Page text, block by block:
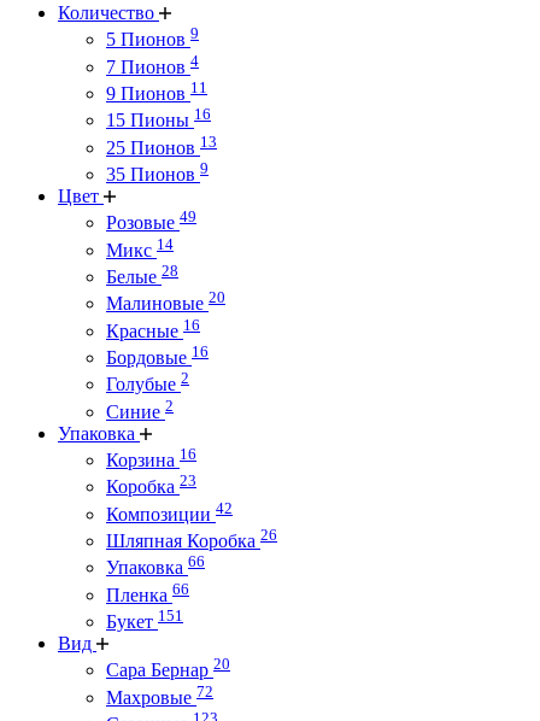
Количество
5 Пионов 9
7 Пионов 4
9 Пионов 11
15 Пионы 16
25 Пионов 13
35 Пионов 9
Цвет
Розовые 49
Микс 14
Белые 28
Малиновые 20
Красные 16
Бордовые 16
Голубые 2
Синие 2
Упаковка
Корзина 16
Коробка 23
Композиции 42
Шляпная Коробка 26
Упаковка 66
Пленка 66
Букет 151
Вид
Сара Бернар 20
Махровые 72